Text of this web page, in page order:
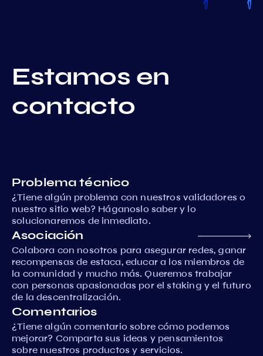
Estamos en
contacto
Problema técnico
¿Tiene algún problema con nuestros validadores o
nuestro sitio web? Háganoslo saber y lo
solucionaremos de inmediato.
Asociación
Colabora con nosotros para asegurar redes, ganar
recompensas de estaca, educar a los miembros de
la comunidad y mucho más. Queremos trabajar
con personas apasionadas por el staking y el futuro
de la descentralización.
Comentarios
¿Tiene algún comentario sobre cómo podemos
mejorar? Comparta sus ideas y pensamientos
sobre nuestros productos y servicios.